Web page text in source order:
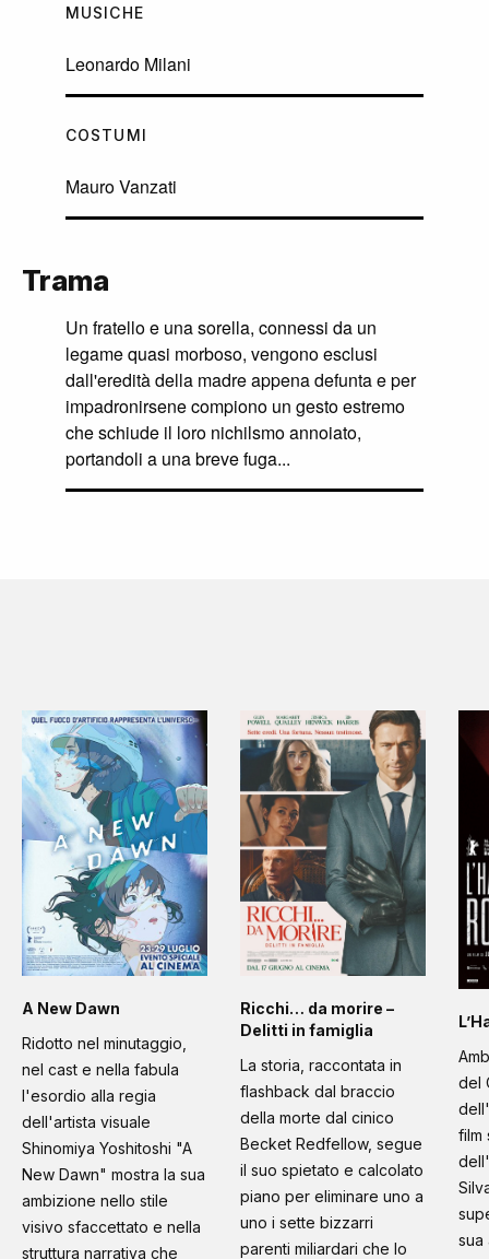
MUSICHE
Leonardo Milani
COSTUMI
Mauro Vanzati
Trama
Un fratello e una sorella, connessi da un
legame quasi morboso, vengono esclusi
dall'eredità della madre appena defunta e per
impadronirsene compiono un gesto estremo
che schiude il loro nichilsmo annoiato,
portandoli a una breve fuga...
A New Dawn
Ridotto nel minutaggio,
nel cast e nella fabula
l'esordio alla regia
dell'artista visuale
Shinomiya Yoshitoshi "A
New Dawn" mostra la sua
ambizione nello stile
visivo sfaccettato e nella
struttura narrativa che
Ricchi… da morire –
Delitti in famiglia
La storia, raccontata in
flashback dal braccio
della morte dal cinico
Becket Redfellow, segue
il suo spietato e calcolato
piano per eliminare uno a
uno i sette bizzarri
parenti miliardari che lo
del
film
sua